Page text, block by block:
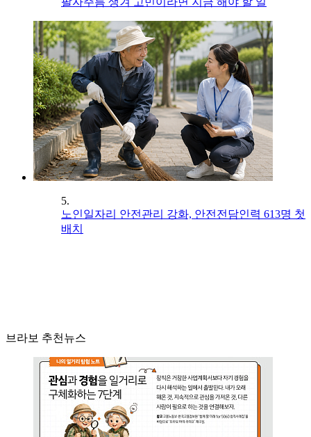
5.
노인일자리 안전관리 강화, 안전전담인력 613명 첫
배치
브라보 추천뉴스